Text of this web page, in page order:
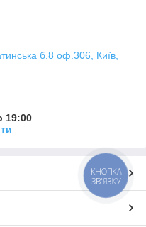
б.8 оф.306, Київ,
19:00
КНОПКА
ЗВ'ЯЗКУ